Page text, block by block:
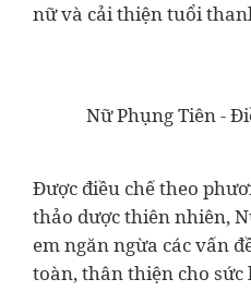
nữ và cải thiện tuổi
Nữ Phụng Tiên -
Được điều chế theo
thảo dược thiên nhiên,
em ngăn ngừa các vấn
toàn, thân thiện cho sức